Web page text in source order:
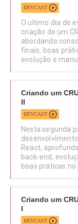
DEVCAST
O ultimo dia de
criação de um
abordando
finais, boas
evolução e
Criando um
II
DEVCAST
Nesta segunda
React,
back-end,
boas práticas no
Criando um
I
DEVCAST